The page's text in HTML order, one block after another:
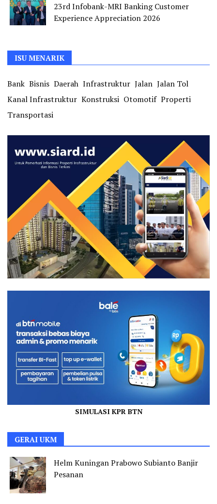
23rd Infobank-MRI Banking Customer
Experience Appreciation 2026
ISU MENARIK
Bank Bisnis Daerah Infrastruktur Jalan Jalan Tol
Kanal Infrastruktur Konstruksi Otomotif Properti
Transportasi
SIMULASI KPR BTN
GERAI UKM
Helm Kuningan Prabowo Subianto Banjir
Pesanan